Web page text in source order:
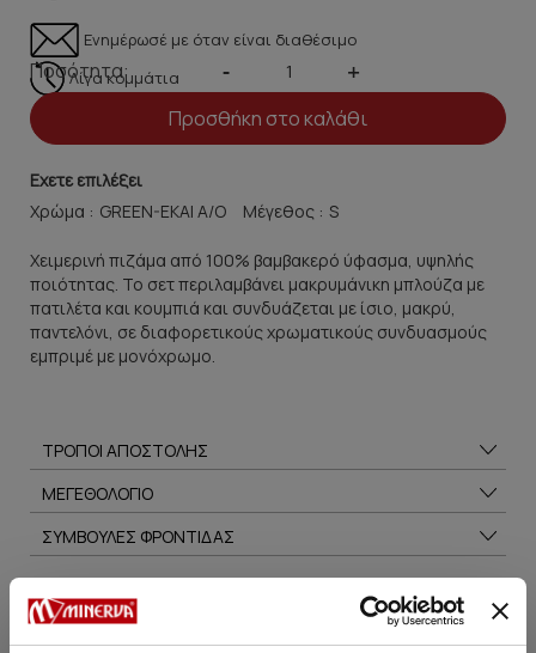
Ενημέρωσέ με όταν είναι διαθέσιμο
Λίγα κομμάτια
Ποσότητα: - +
Προσθήκη στο καλάθι
Εχετε επιλέξει
Χρώμα :
Μέγεθος :
Xειμερινή πιζάμα από 100% βαμβακερό ύφασμα, υψηλής
ποιότητας. Το σετ περιλαμβάνει μακρυμάνικη μπλούζα με
πατιλέτα και κουμπιά και συνδυάζεται με ίσιο, μακρύ,
παντελόνι, σε διαφορετικούς χρωματικούς συνδυασμούς
εμπριμέ με μονόχρωμο.
ΤΡΟΠΟΙ ΑΠΟΣΤΟΛΗΣ
ΜΕΓΕΘΟΛΟΓΙΟ
ΣΥΜΒΟΥΛΕΣ ΦΡΟΝΤΙΔΑΣ